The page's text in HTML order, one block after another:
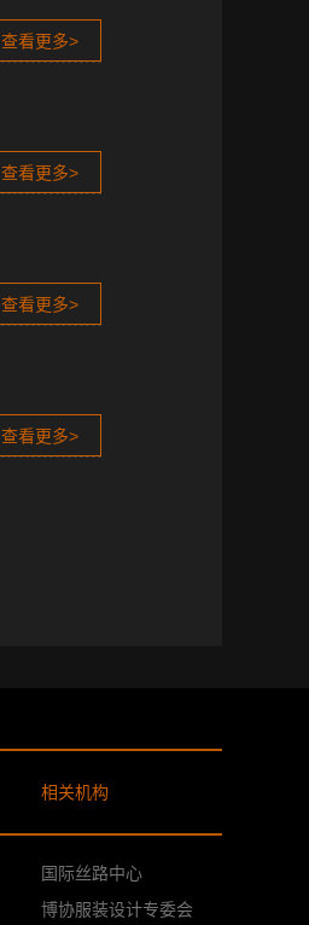
查看更多>
查看更多>
查看更多>
查看更多>
相关机构
国际丝路中心
博协服装设计专委会